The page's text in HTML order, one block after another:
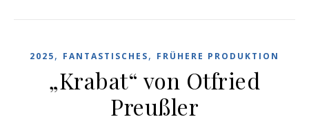
2025, FANTASTISCHES, FRÜHERE PRODUKTION
„Krabat“ von Otfried
Preußler